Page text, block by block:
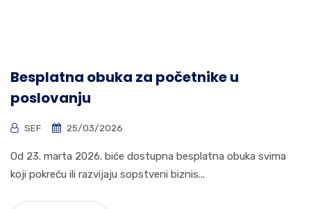
Besplatna obuka za početnike u
poslovanju
SEF 25/03/2026
Od 23. marta 2026. biće dostupna besplatna obuka svima
koji pokreću ili razvijaju sopstveni biznis...